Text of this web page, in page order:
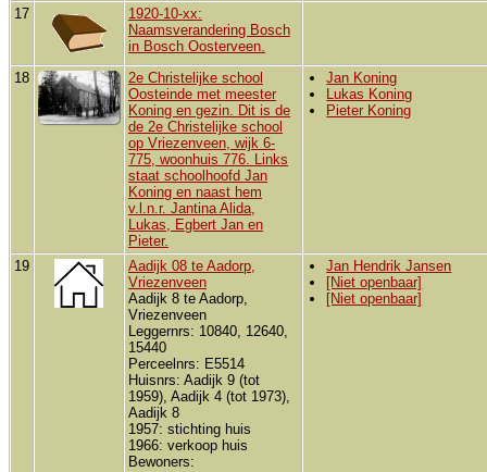
17
1920-10-xx:
Naamsverandering Bosch
in Bosch Oosterveen.
18
2e Christelijke school
Oosteinde met meester
Koning en gezin. Dit is de
de 2e Christelijke school
op Vriezenveen, wijk 6-
775, woonhuis 776. Links
staat schoolhoofd Jan
Koning en naast hem
v.l.n.r. Jantina Alida,
Lukas, Egbert Jan en
Pieter.
Jan Koning
Lukas Koning
Pieter Koning
19
Aadijk 08 te Aadorp,
Vriezenveen
Aadijk 8 te Aadorp,
Vriezenveen
Leggernrs: 10840, 12640,
15440
Perceelnrs: E5514
Huisnrs: Aadijk 9 (tot
1959), Aadijk 4 (tot 1973),
Aadijk 8
1957: stichting huis
1966: verkoop huis
Bewoners:
Jan Hendrik Jansen
[Niet openbaar]
[Niet openbaar]